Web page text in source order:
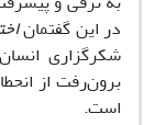
در این گفتمان
شکرگزاری
برون‌رفت از
است.